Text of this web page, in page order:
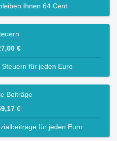
Ihnen 64 Cent
€
für jeden Euro
Beiträge
€
für jeden Euro